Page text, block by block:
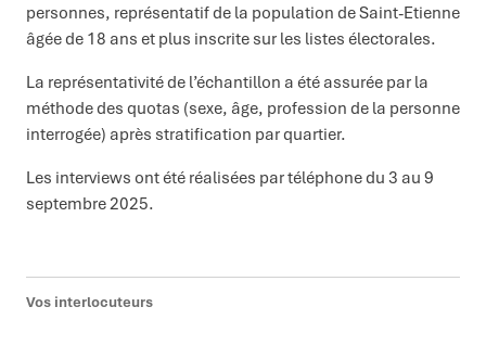
personnes, représentatif de la population de Saint-Etienne
âgée de 18 ans et plus inscrite sur les listes électorales.
La représentativité de l’échantillon a été assurée par la
méthode des quotas (sexe, âge, profession de la personne
interrogée) après stratification par quartier.
Les interviews ont été réalisées par téléphone du 3 au 9
septembre 2025.
Vos interlocuteurs